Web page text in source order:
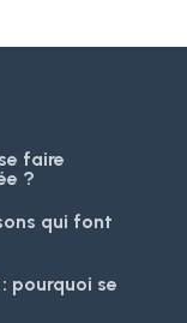
faire
?
qui font
pourquoi se